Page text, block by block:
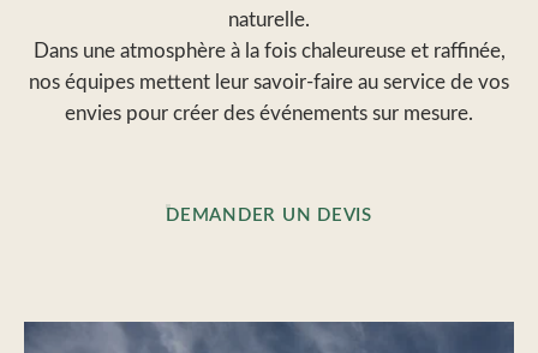
naturelle.
Dans une atmosphère à la fois chaleureuse et raffinée,
nos équipes mettent leur savoir-faire au service de vos
envies pour créer des événements sur mesure.
DEMANDER UN DEVIS